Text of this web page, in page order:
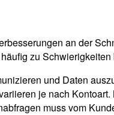
an der
zu
und Daten
je nach
muss vom